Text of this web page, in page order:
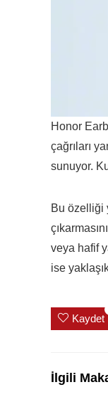
Honor
çağrıları
sunuyor.
Bu özelliği
veya hafif
ise
Kaydet
İlgili